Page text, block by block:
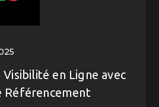
en Ligne avec
Référencement